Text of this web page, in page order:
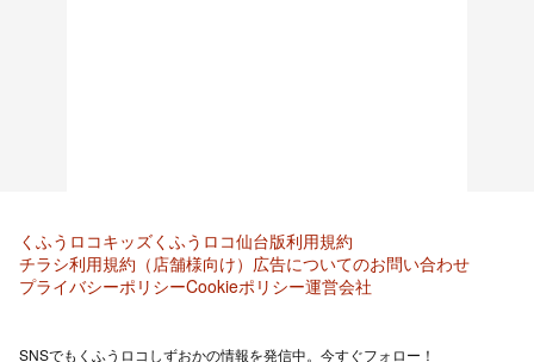
くふうロコキッズくふうロコ仙台版利用規約
チラシ利用規約（店舗様向け） 広告についてのお問い合わせ
プライバシーポリシーCookieポリシー運営会社
SNSでもくふうロコしずおかの情報を発信中。今すぐフォロー！